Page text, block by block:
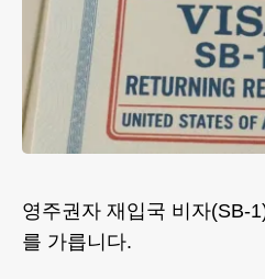
영주권자 재입국 비자(SB-
를 가릅니다.